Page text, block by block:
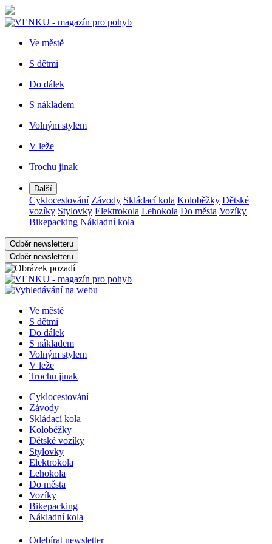
Ve městě
S dětmi
Do dálek
S nákladem
Volným stylem
V leže
Trochu jinak
Další
Cyklocestování Závody Skládací kola Koloběžky Dětské
vozíky Stylovky Elektrokola Lehokola Do města Vozíky
Bikepacking Nákladní kola
Odběr newsletteru
Odběr newsletteru
Ve městě
S dětmi
Do dálek
S nákladem
Volným stylem
V leže
Trochu jinak
Cyklocestování
Závody
Skládací kola
Koloběžky
Dětské vozíky
Stylovky
Elektrokola
Lehokola
Do města
Vozíky
Bikepacking
Nákladní kola
Odebírat newsletter